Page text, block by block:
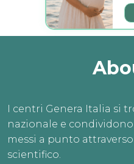
I centri Genera Italia si
nazionale e
messi a punto
scientifico.